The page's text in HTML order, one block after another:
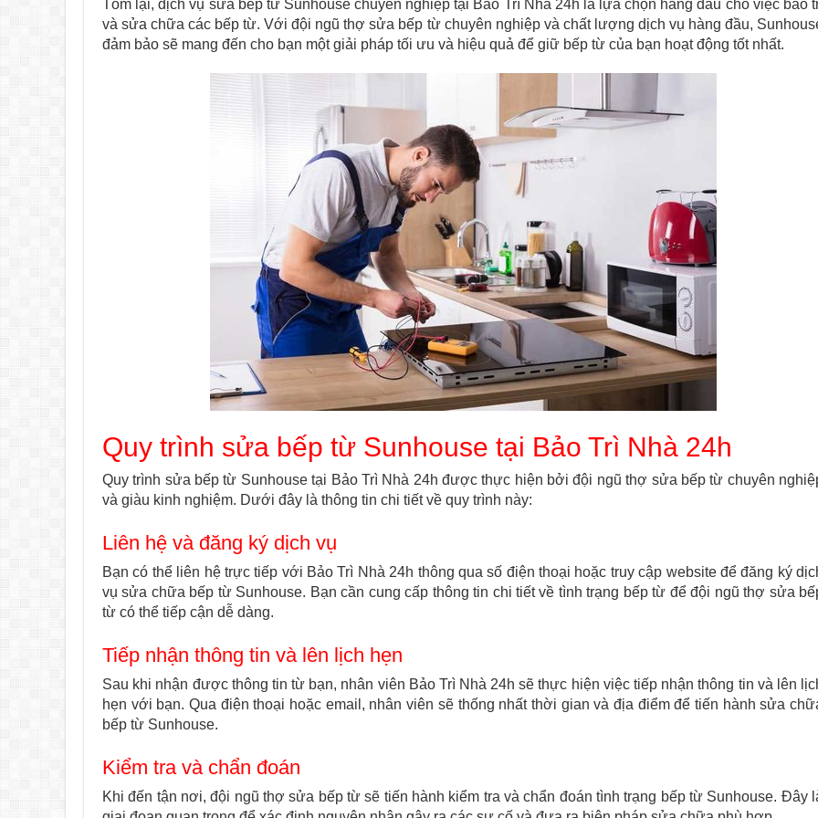
Tóm lại, dịch vụ sửa bếp từ Sunhouse chuyên nghiệp tại Bảo Trì Nhà 24h là lựa chọn hàng đầu cho việc bảo
và sửa chữa các bếp từ. Với đội ngũ thợ sửa bếp từ chuyên nghiệp và chất lượng dịch vụ hàng đầu,
đảm bảo sẽ mang đến cho bạn một giải pháp tối ưu và hiệu quả để giữ bếp từ của bạn hoạt động tốt nhất.
Quy trình sửa bếp từ Sunhouse tại Bảo Trì Nhà 24h
Quy trình sửa bếp từ Sunhouse tại Bảo Trì Nhà 24h được thực hiện bởi đội ngũ thợ sửa bếp từ chuyên
và giàu kinh nghiệm. Dưới đây là thông tin chi tiết về quy trình này:
Liên hệ và đăng ký dịch vụ
Bạn có thể liên hệ trực tiếp với Bảo Trì Nhà 24h thông qua số điện thoại hoặc truy cập website để đăng ký
vụ sửa chữa bếp từ Sunhouse. Bạn cần cung cấp thông tin chi tiết về tình trạng bếp từ để đội ngũ thợ sửa
từ có thể tiếp cận dễ dàng.
Tiếp nhận thông tin và lên lịch hẹn
Sau khi nhận được thông tin từ bạn, nhân viên Bảo Trì Nhà 24h sẽ thực hiện việc tiếp nhận thông tin và lên
hẹn với bạn. Qua điện thoại hoặc email, nhân viên sẽ thống nhất thời gian và địa điểm để tiến hành sửa
bếp từ Sunhouse.
Kiểm tra và chẩn đoán
Khi đến tận nơi, đội ngũ thợ sửa bếp từ sẽ tiến hành kiểm tra và chẩn đoán tình trạng bếp từ Sunhouse. Đây